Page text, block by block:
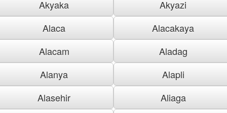
Akyaka
Akyazi
Alaca
Alacakaya
Alacam
Aladag
Alanya
Alapli
Alasehir
Aliaga